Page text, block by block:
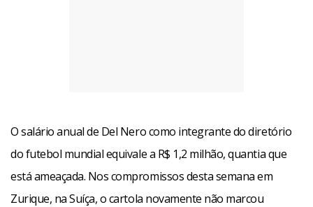
O salário anual de Del Nero como integrante do diretório
do futebol mundial equivale a R$ 1,2 milhão, quantia que
está ameaçada. Nos compromissos desta semana em
Zurique, na Suíça, o cartola novamente não marcou